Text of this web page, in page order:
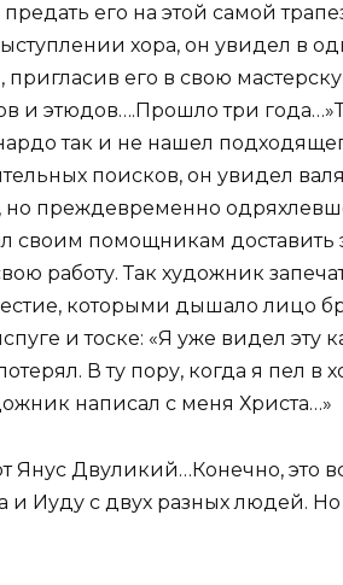
его на этой самой
хора, он увидел в
его в свою
и этюдов….Прошло три
так и не нашел
поисков, он увидел
преждевременно
своим помощникам доставить
работу. Так художник
которыми дышало лицо
и тоске: «Я уже видел эту
В ту пору, когда я пел
написал с меня Христа…»
Янус Двуликий…Конечно, это
и Иуду с двух разных людей. Но